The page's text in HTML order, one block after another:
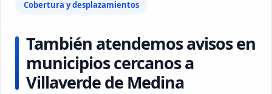
Cobertura y desplazamientos
También atendemos avisos en
municipios cercanos a
Villaverde de Medina